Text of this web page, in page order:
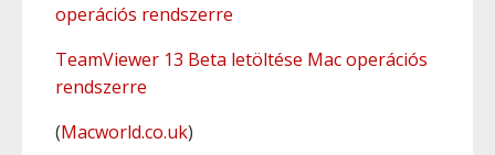
operációs rendszerre
TeamViewer 13 Beta letöltése Mac operációs
rendszerre
(Macworld.co.uk)